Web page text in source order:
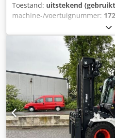
Toestand: uitstekend
machine-/voertuignummer:
,
4.730 mm, vrije hefhoogte:
, brandstoftype:diesel
2.190 mm,
voorbandmaat:7.00-15 5.50,
totaalgewicht:4.053 kg,
Serienummer: FDA2A-5052-